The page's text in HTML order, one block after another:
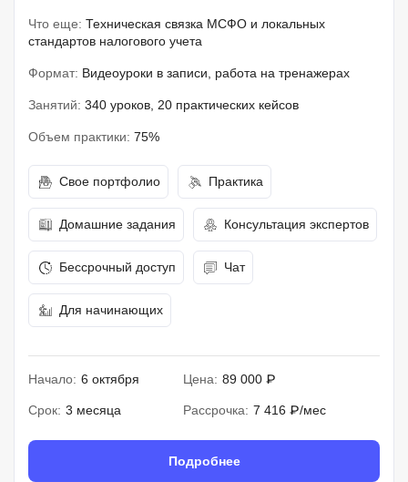
Что еще: Техническая связка МСФО и локальных
стандартов налогового учета
Формат: Видеоуроки в записи, работа на тренажерах
Занятий: 340 уроков, 20 практических кейсов
Объем практики: 75%
Свое портфолио Практика
Домашние задания Консультация экспертов
Бессрочный доступ Чат
Для начинающих
Начало: 6 октября Цена: 89 000 ₽
Срок: 3 месяца Рассрочка: 7 416 ₽/мес
Подробнее